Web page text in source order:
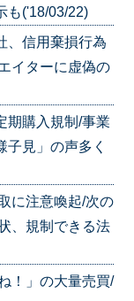
も('18/03/22)
、信用棄損行為
イターに虚偽の
期購入規制/事業
見」の声多く
に注意喚起/次の
、規制できる法
！」の大量売買/